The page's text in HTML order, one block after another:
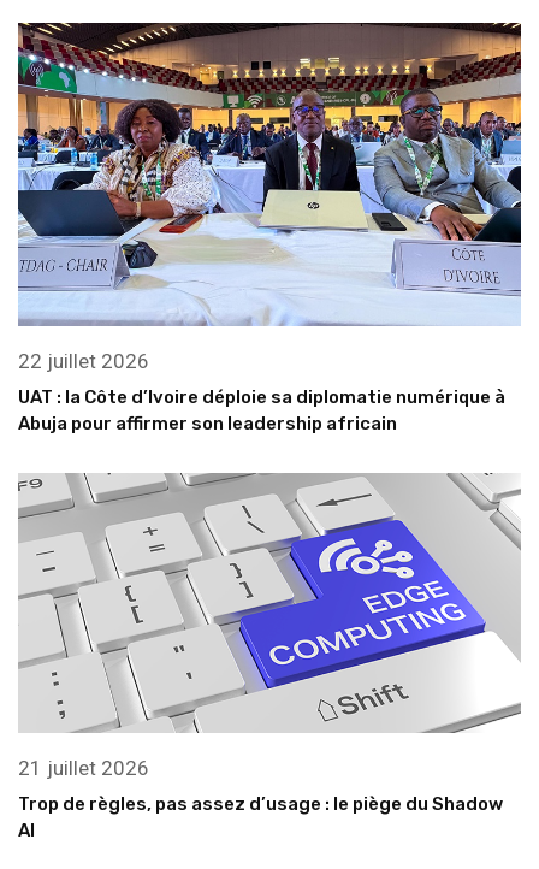
22 juillet 2026
UAT : la Côte d’Ivoire déploie sa diplomatie numérique à
Abuja pour affirmer son leadership africain
21 juillet 2026
Trop de règles, pas assez d’usage : le piège du Shadow
AI